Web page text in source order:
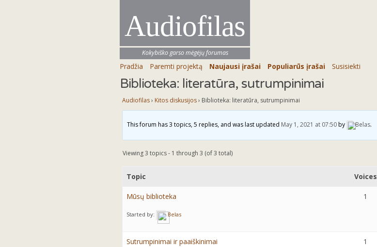
Audiofilas
Kokybiško garso mėgėjų forumas
Pradžia Paremti projektą Naujausi įrašai Populiarūs įrašai Susisiekti
Biblioteka: literatūra, sutrumpinimai
Audiofilas› Kitos diskusijos› Biblioteka: literatūra, sutrumpinimai
This forum has 3 topics, 5 replies, and was last updated May 1, 2021 at 07:50by Belas.
Viewing 3 topics - 1 through 3 (of 3 total)
Topic Voices
Mūsų biblioteka
Started by: Belas
1
Sutrumpinimai ir paaiškinimai 1